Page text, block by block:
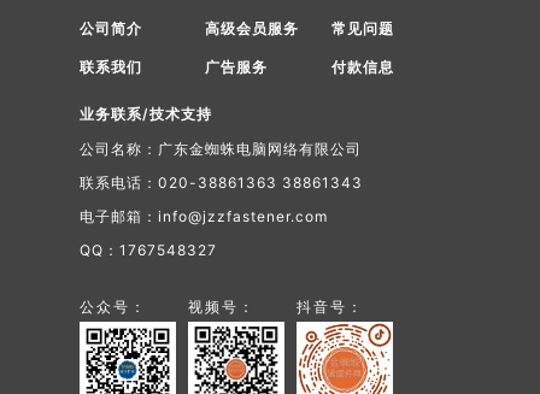
公司简介
联系我们
高级会员服务
广告服务
常见问题
付款信息
业务联系/技术支持
公司名称：广东金蜘蛛电脑网络有限公司
联系电话：020-38861363 38861343
电子邮箱：info@jzzfastener.com
QQ：1767548327
公众号： 视频号： 抖音号：